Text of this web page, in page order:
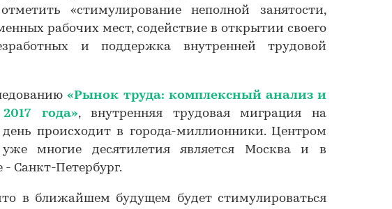
«стимулирование неполной занятости,
рабочих мест, содействие в открытии своего
и поддержка внутренней трудовой
«Рынок труда: комплексный анализ и
года», внутренняя трудовая миграция на
происходит в города-миллионники. Центром
многие десятилетия является Москва и в
Санкт-Петербург.
в ближайшем будущем будет стимулироваться